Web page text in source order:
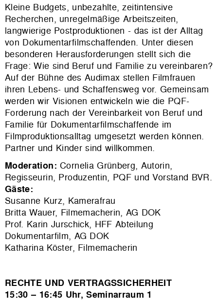
Kleine Budgets, unbezahlte, zeitintensive
Recherchen, unregelmäßige Arbeitszeiten,
langwierige Postproduktionen - das ist der Alltag
von Dokumentarfilmschaffenden. Unter diesen
besonderen Herausforderungen stellt sich die
Frage: Wie sind Beruf und Familie zu vereinbaren?
Auf der Bühne des Audimax stellen Filmfrauen
ihren Lebens- und Schaffensweg vor. Gemeinsam
werden wir Visionen entwickeln wie die PQF-
Forderung nach der Vereinbarkeit von Beruf und
Familie für Dokumentarfilmschaffende im
Filmproduktionsalltag umgesetzt werden können.
Partner und Kinder sind willkommen.
Moderation: Cornelia Grünberg, Autorin,
Regisseurin, Produzentin, PQF und Vorstand BVR.
Gäste:
Susanne Kurz, Kamerafrau
Britta Wauer, Filmemacherin, AG DOK
Prof. Karin Jurschick, HFF Abteilung
Dokumentarfilm, AG DOK
Katharina Köster, Filmemacherin
RECHTE UND VERTRAGSSICHERHEIT
15:30 – 16:45 Uhr, Seminarraum 1